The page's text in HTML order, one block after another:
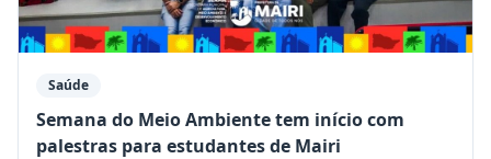
Saúde
Semana do Meio Ambiente tem início com
palestras para estudantes de Mairi